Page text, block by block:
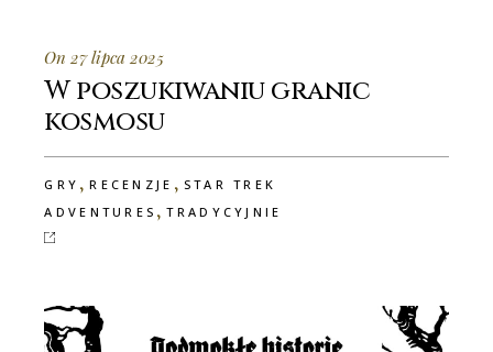
On 27 lipca 2025
W poszukiwaniu granic
kosmosu
GRY ,RECENZJE , STAR TREK
ADVENTURES ,TRADYCYJNIE